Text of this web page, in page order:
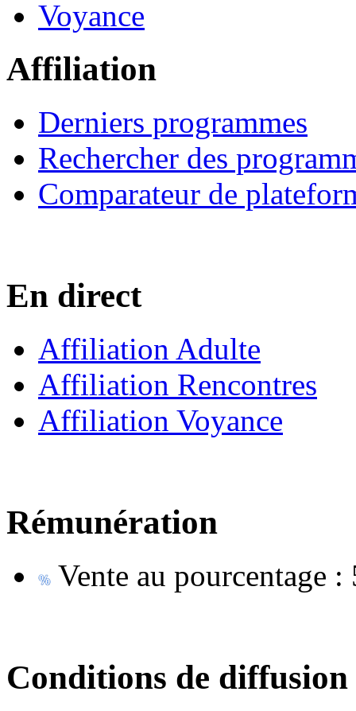
Voyance
Affiliation
Derniers programmes
Rechercher des
Comparateur de
En direct
Affiliation Adulte
Affiliation Rencontres
Affiliation Voyance
Rémunération
Vente au pourcentage :
Conditions de diffusion